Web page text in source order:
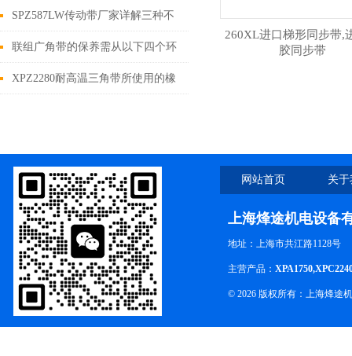
解决措施
SPZ587LW传动带厂家详解三种不
同类型的应用及特点
联组广角带的保养需从以下四个环
节入手
XPZ2280耐高温三角带所使用的橡
260XL进口梯形同步带,
胶同步带
网站首页 关
上海烽途机电设备
地址：上海市共江路1128号
主营产品：
© 2026 版权所有：上海烽途